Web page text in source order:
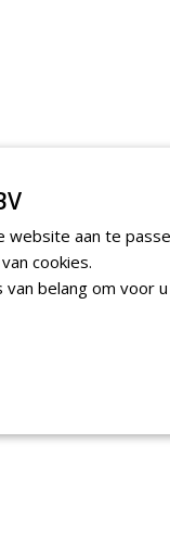
aan te
cookies.
belang om voor